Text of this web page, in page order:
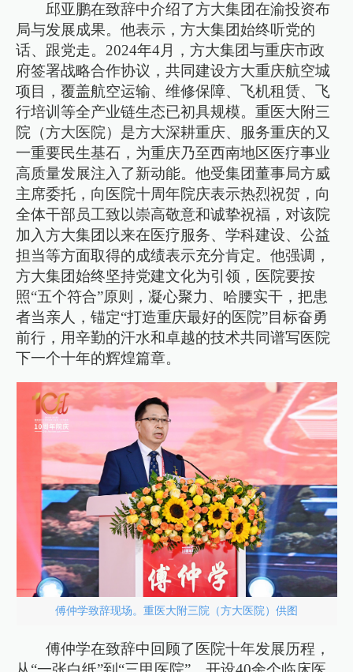
邱亚鹏在致辞中介绍了方大集团在渝投资布
局与发展成果。他表示，方大集团始终听党的
话、跟党走。2024年4月，方大集团与重庆市政
府签署战略合作协议，共同建设方大重庆航空城
项目，覆盖航空运输、维修保障、飞机租赁、飞
行培训等全产业链生态已初具规模。重医大附三
院（方大医院）是方大深耕重庆、服务重庆的又
一重要民生基石，为重庆乃至西南地区医疗事业
高质量发展注入了新动能。他受集团董事局方威
主席委托，向医院十周年院庆表示热烈祝贺，向
全体干部员工致以崇高敬意和诚挚祝福，对该院
加入方大集团以来在医疗服务、学科建设、公益
担当等方面取得的成绩表示充分肯定。他强调，
方大集团始终坚持党建文化为引领，医院要按
照“五个符合”原则，凝心聚力、哈腰实干，把患
者当亲人，锚定“打造重庆最好的医院”目标奋勇
前行，用辛勤的汗水和卓越的技术共同谱写医院
下一个十年的辉煌篇章。
傅仲学致辞现场。重医大附三院（方大医院）供图
傅仲学在致辞中回顾了医院十年发展历程，